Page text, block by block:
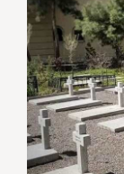
در مشهد را